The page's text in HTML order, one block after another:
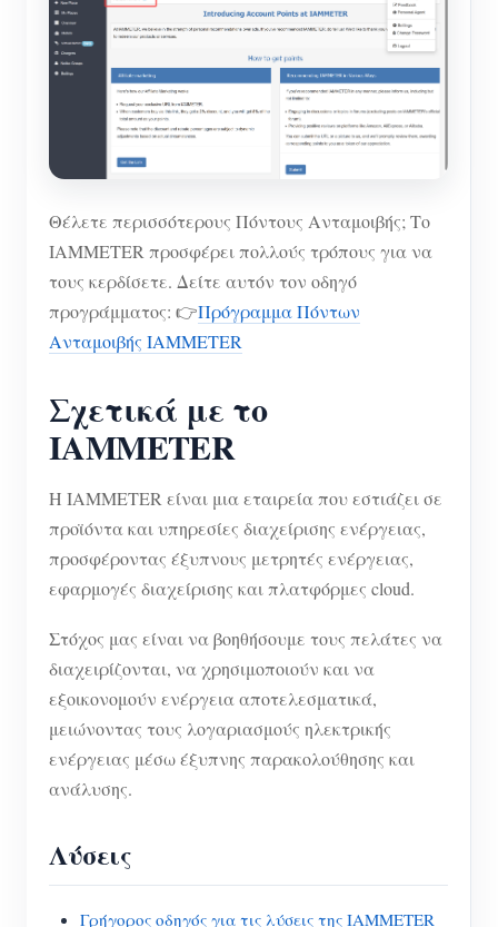
Θέλετε περισσότερους Πόντους Ανταμοιβής; Το
IAMMETER προσφέρει πολλούς τρόπους για να
τους κερδίσετε. Δείτε αυτόν τον οδηγό
προγράμματος: 👉Πρόγραμμα Πόντων
Ανταμοιβής IAMMETER
Σχετικά με το
IAMMETER
Η IAMMETER είναι μια εταιρεία που εστιάζει σε
προϊόντα και υπηρεσίες διαχείρισης ενέργειας,
προσφέροντας έξυπνους μετρητές ενέργειας,
εφαρμογές διαχείρισης και πλατφόρμες cloud.
Στόχος μας είναι να βοηθήσουμε τους πελάτες να
διαχειρίζονται, να χρησιμοποιούν και να
εξοικονομούν ενέργεια αποτελεσματικά,
μειώνοντας τους λογαριασμούς ηλεκτρικής
ενέργειας μέσω έξυπνης παρακολούθησης και
ανάλυσης.
Λύσεις
Γρήγορος οδηγός για τις λύσεις της IAMMETER